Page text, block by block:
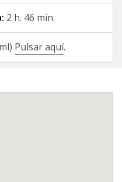
Gándara - Santiago de
2 h. 46 min.
Pulsar aquí.